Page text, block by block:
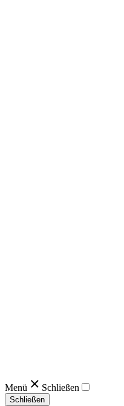
Menü Schließen
Schließen